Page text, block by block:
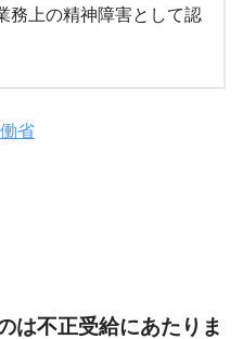
務上の精神障害として認
省
は不正受給にあたりま